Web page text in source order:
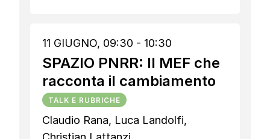
11 GIUGNO, 09:30 - 10:30
SPAZIO PNRR: Il MEF che
racconta il cambiamento
TALK E RUBRICHE
Claudio Rana, Luca Landolfi,